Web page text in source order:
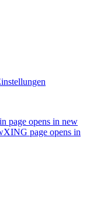
page opens in new
XING page opens in